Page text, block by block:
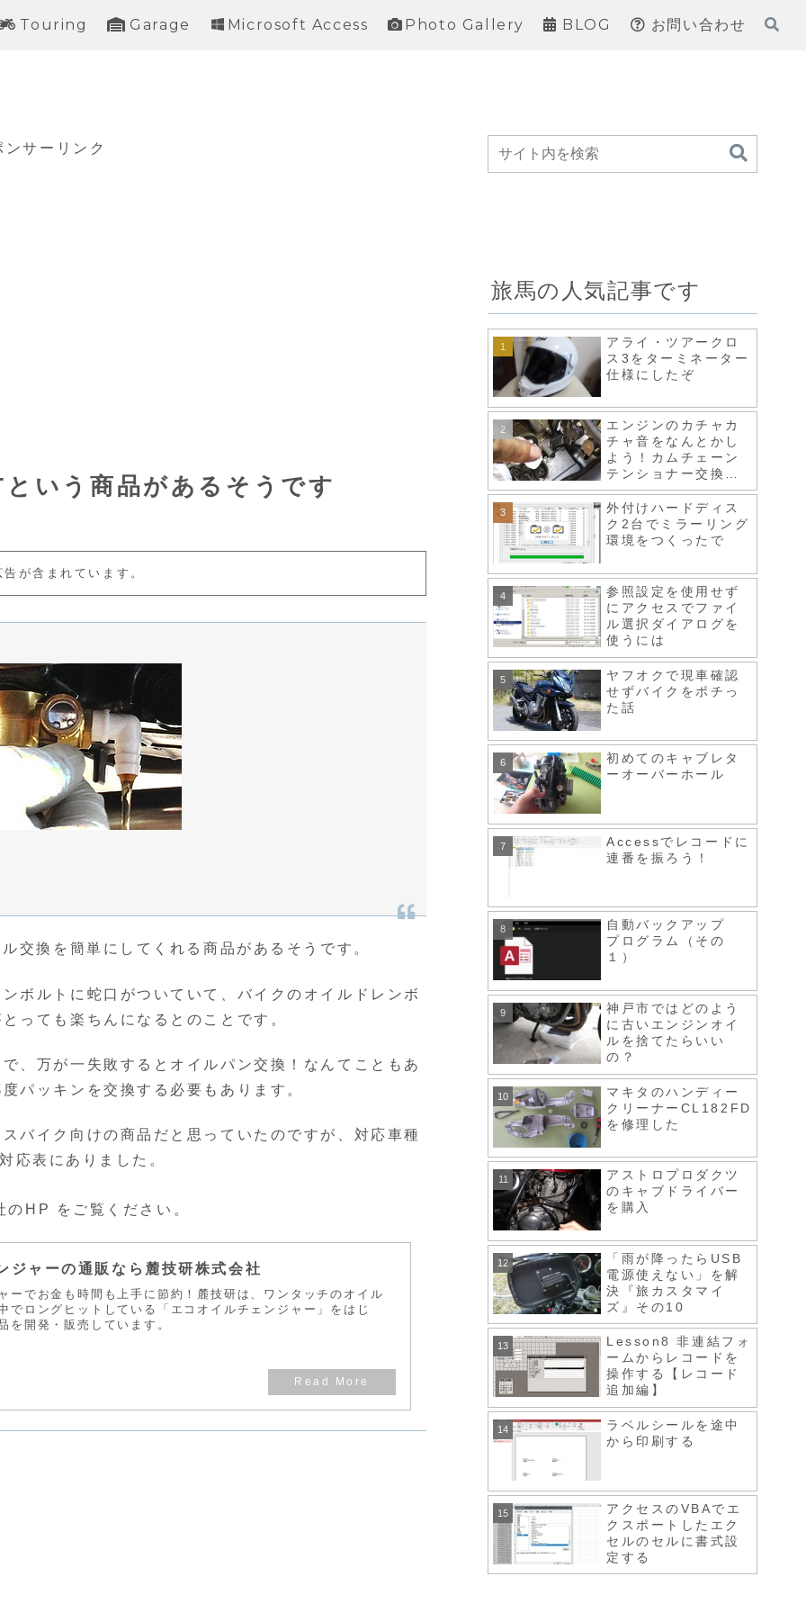
Touring Garage Microsoft Access Photo Gallery BLOG お問い合わせ
いう商品があるそうです
ンサーリンク
が含まれています。
交換を簡単にしてくれる商品があるそうです。
ボルトに蛇口がついていて、バイクのオイルドレンボ
っても楽ちんになるとのことです。
、万が一失敗するとオイルパン交換！なんてこともあ
パッキンを交換する必要もあります。
バイク向けの商品だと思っていたのですが、対応車種
応表にありました。
のHP をご覧ください。
ジャーの通販なら麓技研株式会社
ーでお金も時間も上手に節約！麓技研は、ワンタッチのオイル
でロングヒットしている「エコオイルチェンジャー」をはじ
を開発・販売しています。
旅馬の人気記事です
アライ・ツアークロ
ス3をターミネーター
仕様にしたぞ
エンジンのカチャカ
チャ音をなんとかし
よう！カムチェーン
テンショナー交換、
スロットルボディ清
掃など
外付けハードディス
ク2台でミラーリング
環境をつくったで
参照設定を使用せず
にアクセスでファイ
ル選択ダイアログを
使うには
ヤフオクで現車確認
せずバイクをポチっ
た話
初めてのキャブレタ
ーオーバーホール
Accessでレコードに
連番を振ろう！
自動バックアップ
プログラム（その
１）
神戸市ではどのよう
に古いエンジンオイ
ルを捨てたらいい
の？
マキタのハンディー
クリーナーCL182FD
を修理した
アストロプロダクツ
のキャブドライバー
を購入
「雨が降ったらUSB
電源使えない」を解
決『旅カスタマイ
ズ』その10
Lesson8 非連結フォ
ームからレコードを
操作する【レコード
追加編】
ラベルシールを途中
から印刷する
アクセスのVBAでエ
クスポートしたエク
セルのセルに書式設
定する